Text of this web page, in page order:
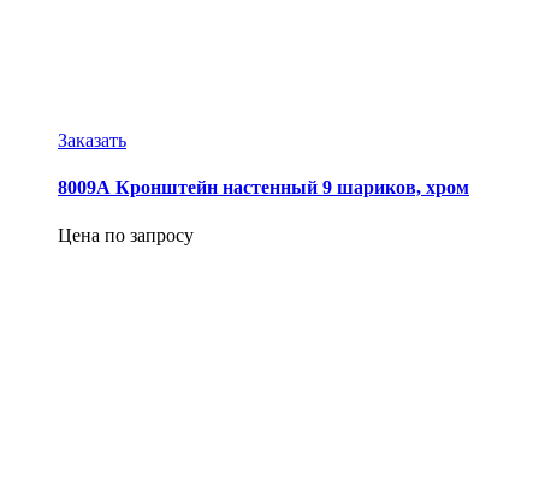
Заказать
8009А Кронштейн настенный 9 шариков, хром
Цена по запросу